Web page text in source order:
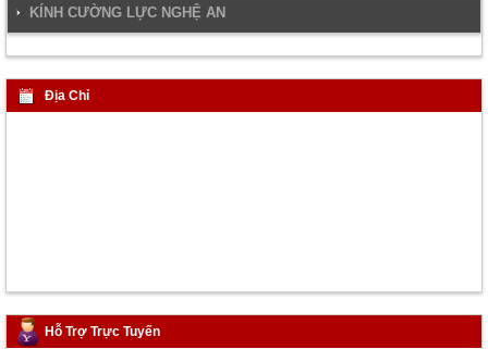
KÍNH CƯỜNG LỰC NGHỆ AN
Địa Chỉ
Hỗ Trợ Trực Tuyến